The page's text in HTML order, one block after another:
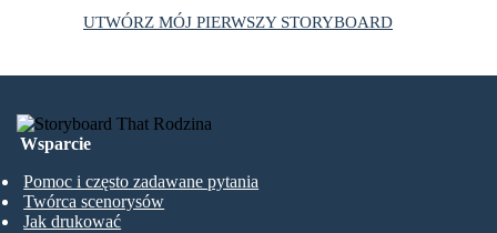
UTWÓRZ MÓJ PIERWSZY STORYBOARD
Wsparcie
Pomoc i często zadawane pytania
Twórca scenorysów
Jak drukować